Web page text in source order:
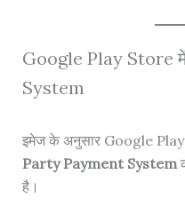
Google Play Store
System
इमेज के अनुसार Google
Party Payment System
है।